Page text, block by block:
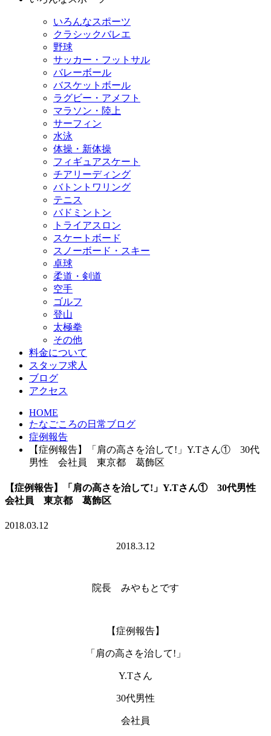
いろんなスポーツ
クラシックバレエ
野球
サッカー・フットサル
バレーボール
バスケットボール
ラグビー・アメフト
マラソン・陸上
サーフィン
水泳
体操・新体操
フィギュアスケート
チアリーディング
バトントワリング
テニス
バドミントン
トライアスロン
スケートボード
スノーボード・スキー
卓球
柔道・剣道
空手
ゴルフ
登山
太極拳
その他
料金について
スタッフ求人
ブログ
アクセス
HOME
たなごころの日常ブログ
症例報告
【症例報告】「肩の高さを治して!」Y.Tさん① 30代
男性 会社員 東京都 葛飾区
【症例報告】「肩の高さを治して!」Y.Tさん① 30代男性
会社員 東京都 葛飾区
2018.03.12
2018.3.12
院長 みやもとです
【症例報告】
「肩の高さを治して!」
Y.Tさん
30代男性
会社員